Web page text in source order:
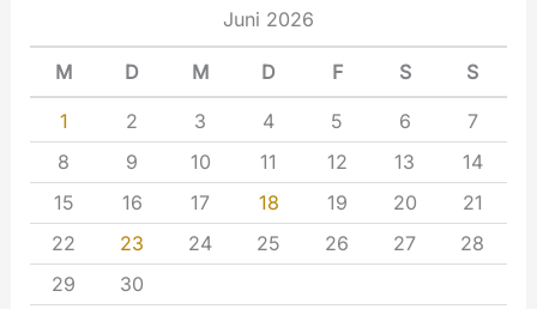
Juni 2026
M D M D F S S
1 2 3 4 5 6
7
8
9 10 11 12 13
14
15
16 17 18 19 20
21
22
23 24 25 26 27
28
29
30